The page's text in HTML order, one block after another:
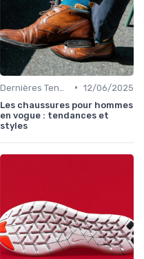
• 12/06/2025
Les chaussures pour hommes
en vogue : tendances et
styles